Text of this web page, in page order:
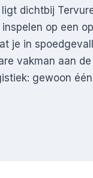
dichtbij
inspelen op een
je in
vakman aan
gewoon